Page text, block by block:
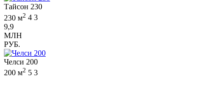
Тайсон 230
230 м2 4 3
9,9
МЛН
РУБ.
Челси 200
200 м2 5 3